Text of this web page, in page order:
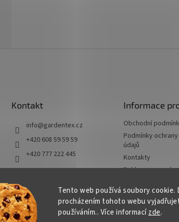
Tento web používá soubory cookie.
procházením tohoto webu
používáním.. Více informacízde.
Kontakt
info@gardentex.cz
+420 608 59 59 59
+420 777 222 445
Informace
Obchodní
Podmínky
údajů
Kontakty
Reklamace a
Moje objednávka